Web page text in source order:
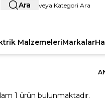
Ara
MalzemeleriMarkalar
1 ürün bulunmaktadır.